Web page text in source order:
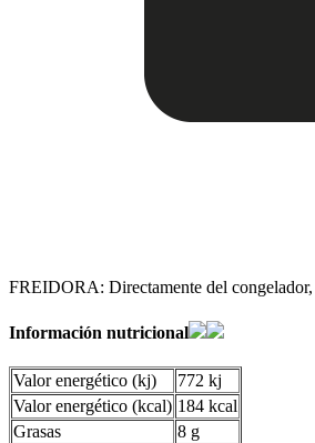
FREIDORA: Directamente del
Información nutricional
Valor energético (kj)
772 kj
Valor energético (kcal) 184 kcal
Grasas
8 g